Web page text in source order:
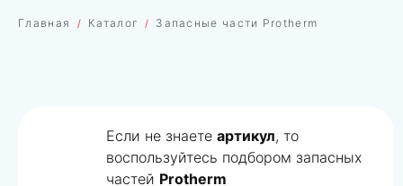
Главная Каталог Запасные части Protherm
Если не знаетеартикул, то
воспользуйтесь подбором запасных
частей Protherm